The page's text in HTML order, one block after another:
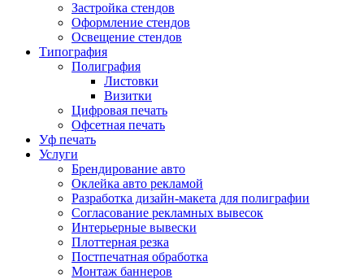
Застройка стендов
Оформление стендов
Освещение стендов
Типография
Полиграфия
Листовки
Визитки
Цифровая печать
Офсетная печать
Уф печать
Услуги
Брендирование авто
Оклейка авто рекламой
Разработка дизайн-макета для полиграфии
Согласование рекламных вывесок
Интерьерные вывески
Плоттерная резка
Постпечатная обработка
Монтаж баннеров